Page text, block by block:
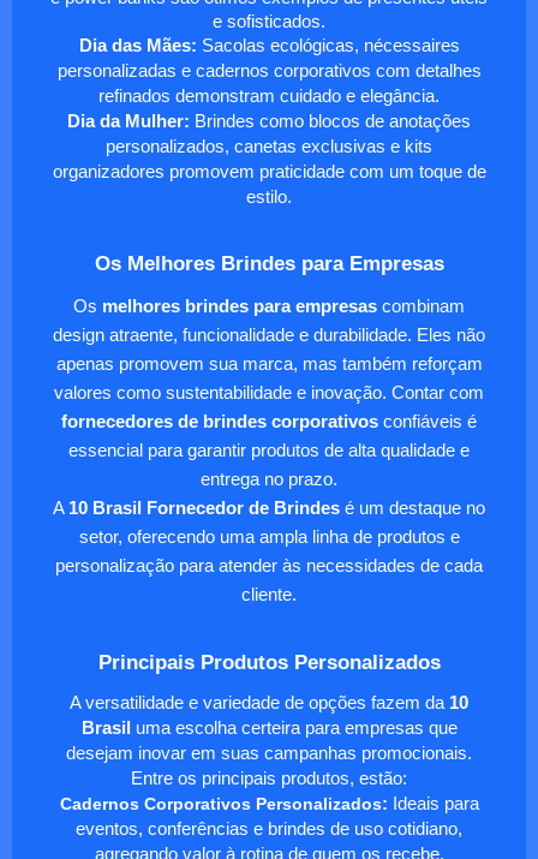
e sofisticados.
Dia das Mães: Sacolas ecológicas, nécessaires
personalizadas e cadernos corporativos com detalhes
refinados demonstram cuidado e elegância.
Dia da Mulher: Brindes como blocos de anotações
personalizados, canetas exclusivas e kits
organizadores promovem praticidade com um toque de
estilo.
Os Melhores Brindes para Empresas
Os melhores brindes para empresas combinam
design atraente, funcionalidade e durabilidade. Eles não
apenas promovem sua marca, mas também reforçam
valores como sustentabilidade e inovação. Contar com
fornecedores de brindes corporativos confiáveis é
essencial para garantir produtos de alta qualidade e
entrega no prazo.
A 10 Brasil Fornecedor de Brindes é um destaque no
setor, oferecendo uma ampla linha de produtos e
personalização para atender às necessidades de cada
cliente.
Principais Produtos Personalizados
A versatilidade e variedade de opções fazem da 10
Brasil uma escolha certeira para empresas que
desejam inovar em suas campanhas promocionais.
Entre os principais produtos, estão:
Cadernos Corporativos Personalizados: Ideais para
eventos, conferências e brindes de uso cotidiano,
agregando valor à rotina de quem os recebe.